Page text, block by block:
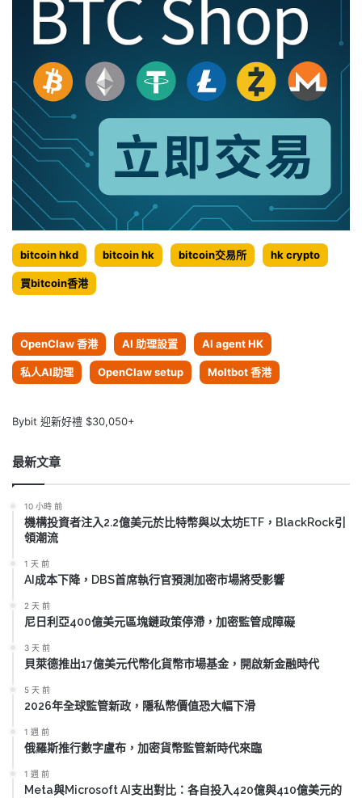
2022.12.22
bitcoin hkd bitcoin hk bitcoin交易所 hk crypto
買bitcoin香港
OpenClaw 香港 AI 助理設置 AI agent HK
私人AI助理 OpenClaw setup Moltbot 香港
Bybit 迎新好禮 $30,050+
最新文章
10 小時 前
機構投資者注入2.2億美元於比特幣與以太坊ETF，BlackRock引
領潮流
1 天 前
AI成本下降，DBS首席執行官預測加密市場將受影響
2 天 前
尼日利亞400億美元區塊鏈政策停滯，加密監管成障礙
3 天 前
貝萊德推出17億美元代幣化貨幣市場基金，開啟新金融時代
5 天 前
2026年全球監管新政，隱私幣價值恐大幅下滑
1 週 前
俄羅斯推行數字盧布，加密貨幣監管新時代來臨
1 週 前
Meta與Microsoft AI支出對比：各自投入420億與410億美元的